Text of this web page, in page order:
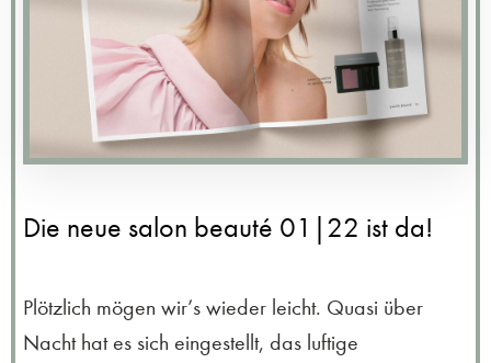
Die neue salon beauté 01|22 ist da!
Plötzlich mögen wir’s wieder leicht. Quasi über
Nacht hat es sich eingestellt, das luftige